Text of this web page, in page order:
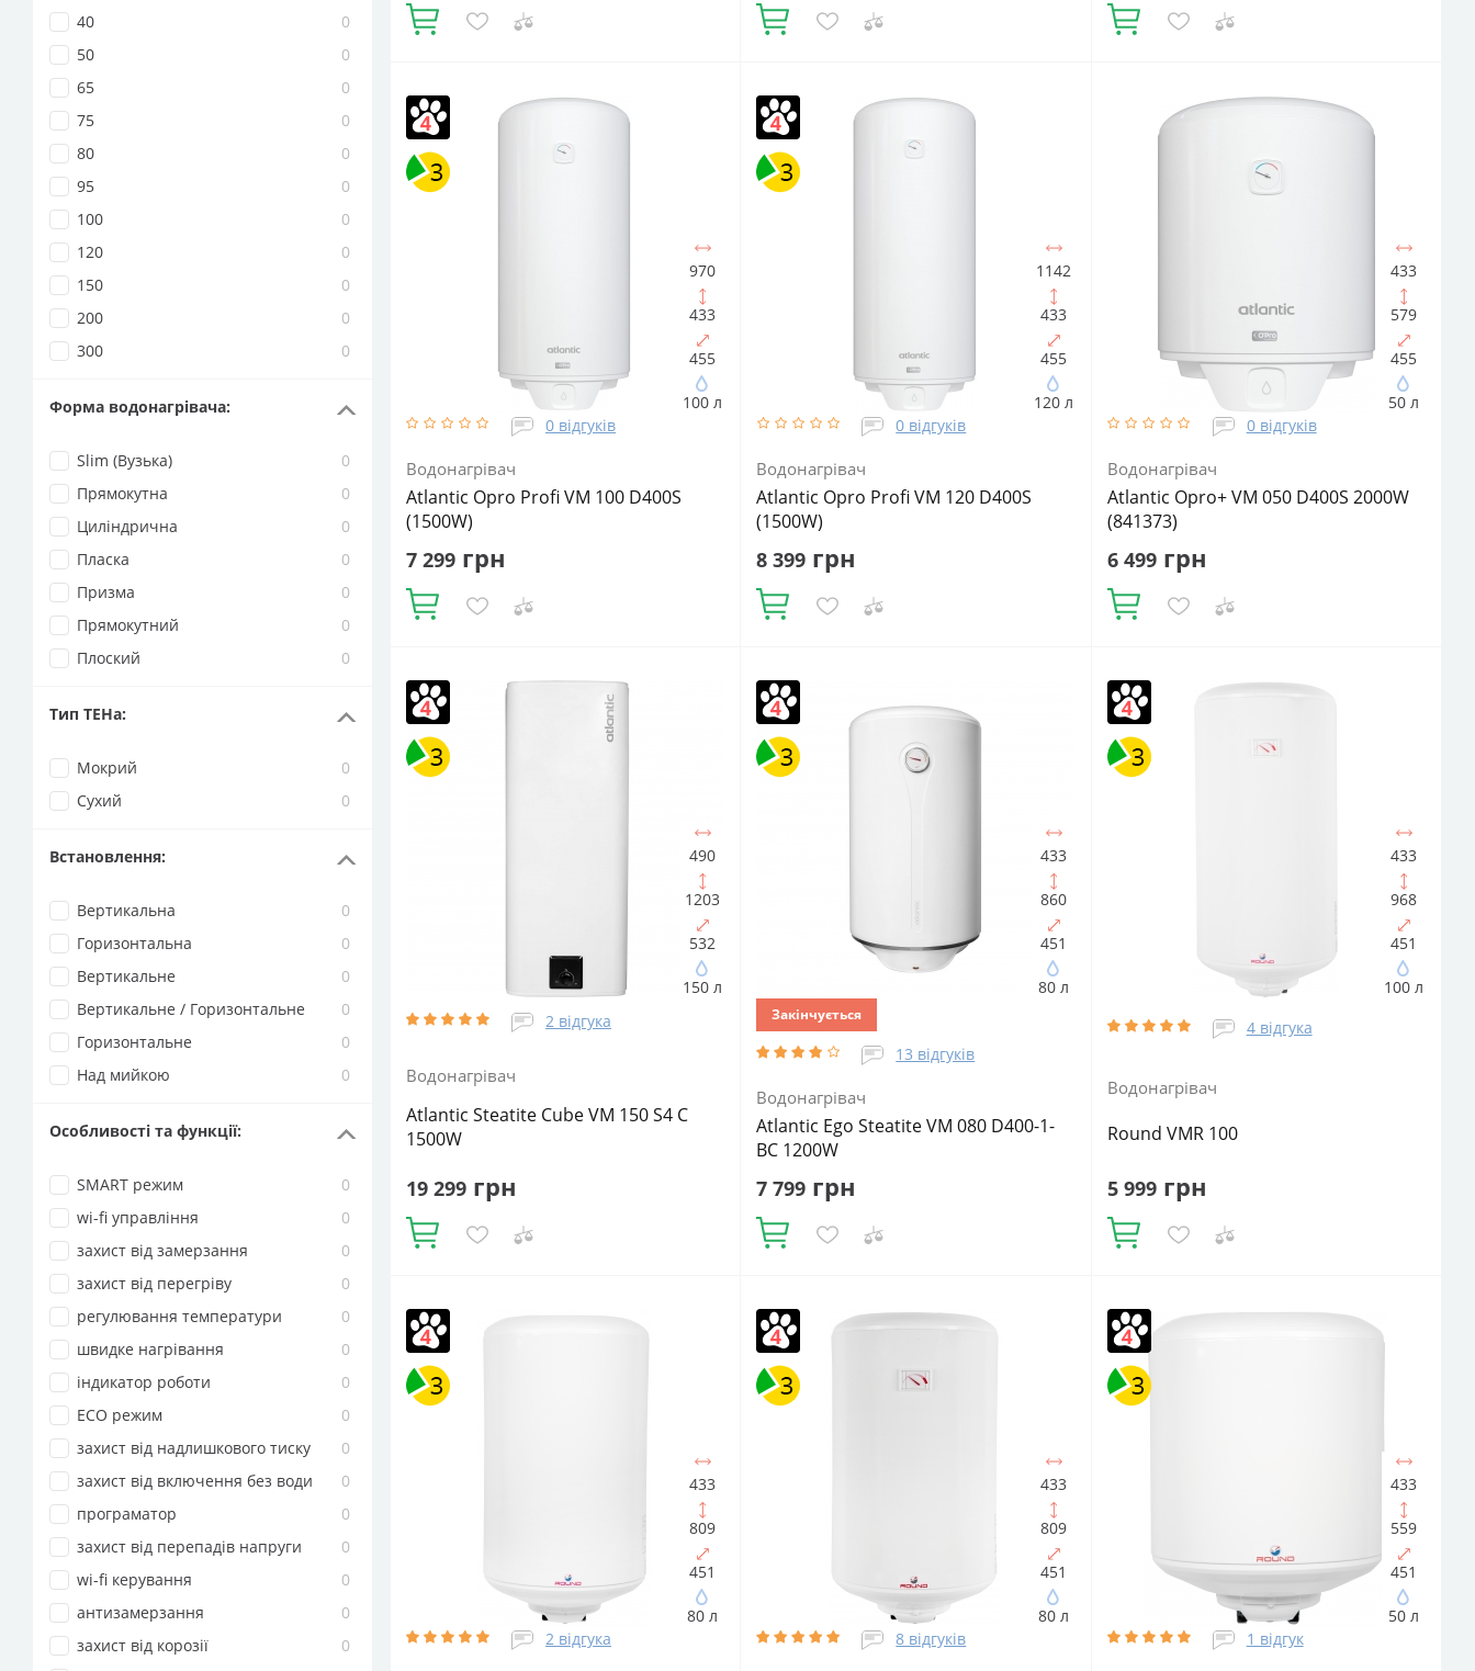
Купити
Напірний
Об'єм, літрів: 100 Фактичний
об'єм:
Тип ТЕНа:
Купити
внутрішнього бака:
Сталь з покриттям
Матеріал теплоізоляції:
Подача води:
Напірний
Фактичний об'єм:
Купити
Вертикальне Тип ТЕНа:
Мокрий
Потужність ТЕНа, Вт:
Форма водонагрівача:
970
433
455
100 л
0 відгуків
Водонагрівач
Atlantic Opro Profi VM 100 D400S
(1500W)
7 299грн
Купити
Вертикальне
Мокрий
Потужність ТЕНа, Вт:
Тип
водонагрівача:
Електричний
накопичувальний
Циліндрична
1142
433
455
120 л
0 відгуків
Водонагрівач
Atlantic Opro Profi VM 120 D400S
(1500W)
8 399 грн
Купити
Вертикальне
Потужність ТЕНа, Вт:
1500 Тип
водонагрівача:
накопичувальний
Форма водонагрівача:
Циліндрична
433
579
455
50 л
0 відгуків
Водонагрівач
Atlantic Opro+ VM 050 D400S 2000W
(841373)
6 499грн
Купити
Кількість ТЕНів, шт:
Матеріал
внутрішнього бака:
490
1203
532
150 л
2 відгука
Водонагрівач
Atlantic Steatite Cube VM 150 S4 C
1500W
19 299грн
Купити
433
860
451
80 л
Закінчується
13 відгуків
Водонагрівач
Atlantic Ego Steatite VM 080 D400-1-
BC 1200W
7 799 грн
Купити
433
968
451
100 л
4 відгука
Водонагрівач
Round VMR 100
5 999грн
Купити
Об'єм, літрів:
Вертикальне
Форма водонагрівача:
433
809
451
80 л
2 відгука
433
809
451
80 л
8 відгуків
433
559
451
50 л
1 відгук
40
0
50
0
65
0
75
0
80
0
95
0
100
0
120
0
150
0
200
0
300
0
Форма водонагрівача:
Slim (Вузька)
0
Прямокутна
0
Циліндрична
0
Пласка
0
Призма
0
Прямокутний
0
Плоский
0
Тип ТЕНа:
Мокрий
0
Сухий
0
Встановлення:
Вертикальна
0
Горизонтальна
0
Вертикальне
0
Вертикальне / Горизонтальне
0
Горизонтальне
0
Над мийкою
0
Особливості та функції:
SMART режим
0
wi-fi управління
0
захист від замерзання
0
захист від перегріву
0
регулювання температури
0
швидке нагрівання
0
індикатор роботи
0
ECO режим
0
захист від надлишкового тиску
0
захист від включення без води
0
програматор
0
захист від перепадів напруги
0
wi-fi керування
0
антизамерзання
0
захист від корозії
0